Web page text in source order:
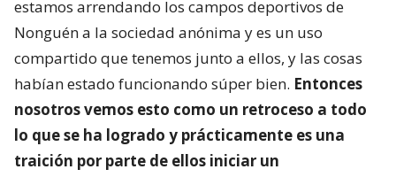
estamos arrendando los campos deportivos de
Nonguén a la sociedad anónima y es un uso
compartido que tenemos junto a ellos, y las cosas
habían estado funcionando súper bien. Entonces
nosotros vemos esto como un retroceso a todo
lo que se ha logrado y prácticamente es una
traición por parte de ellos iniciar un